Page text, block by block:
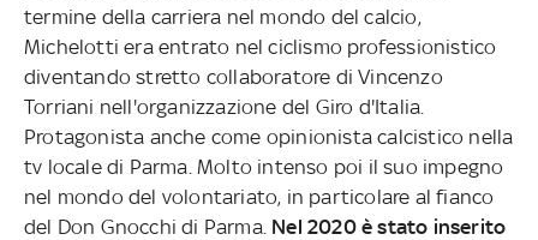
termine della carriera nel mondo del calcio,
Michelotti era entrato nel ciclismo professionistico
diventando stretto collaboratore di Vincenzo
Torriani nell'organizzazione del Giro d'Italia.
Protagonista anche come opinionista calcistico nella
tv locale di Parma. Molto intenso poi il suo impegno
nel mondo del volontariato, in particolare al fianco
del Don Gnocchi di Parma. Nel 2020 è stato inserito